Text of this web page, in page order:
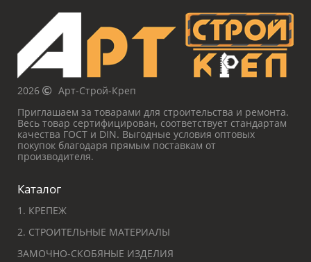
2026
Арт-Строй-Креп
Приглашаем за товарами для строительства и ремонта.
Весь товар сертифицирован, соответствует стандартам
качества ГОСТ и DIN. Выгодные условия оптовых
покупок благодаря прямым поставкам от
производителя.
Каталог
1. КРЕПЕЖ
2. СТРОИТЕЛЬНЫЕ МАТЕРИАЛЫ
ЗАМОЧНО-СКОБЯНЫЕ ИЗДЕЛИЯ